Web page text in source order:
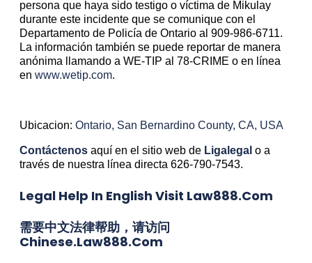
persona que haya sido testigo o víctima de Mikulay
durante este incidente que se comunique con el
Departamento de Policía de Ontario al 909-986-6711.
La información también se puede reportar de manera
anónima llamando a WE-TIP al 78-CRIME o en línea
en www.wetip.com.
Ubicacion: Ontario, San Bernardino County, CA, USA
Contáctenos aquí en el sitio web de Ligalegal o a
través de nuestra línea directa 626-790-7543.
Legal Help In English Visit Law888.com
需要中文法律帮助，请访问
Chinese.law888.com